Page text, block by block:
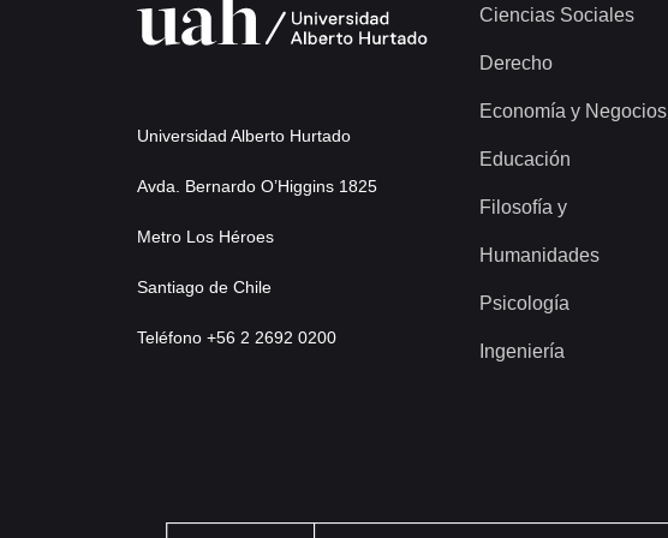
Universidad Alberto Hurtado
Avda. Bernardo O’Higgins 1825
Metro Los Héroes
Santiago de Chile
Teléfono +56 2 2692 0200
Ciencias Sociales
Derecho
Economía y Negocios
Educación
Filosofía y
Humanidades
Psicología
Ingeniería